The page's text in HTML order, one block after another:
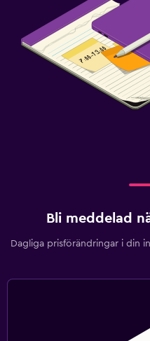
Bli meddelad
Dagliga prisförändringar i din